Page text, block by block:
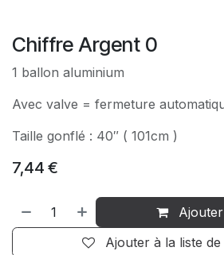
Chiffre Argent 0
1 ballon aluminium
Avec valve = fermeture
Taille gonflé : 40″ ( 101cm )
7,44 €
Ajouter à la liste